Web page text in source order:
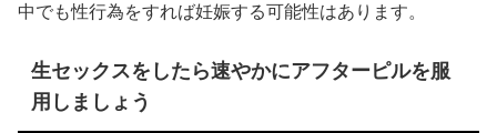
中でも性行為をすれば妊娠する可能性はあります。
生セックスをしたら速やかにアフターピルを服
用しましょう